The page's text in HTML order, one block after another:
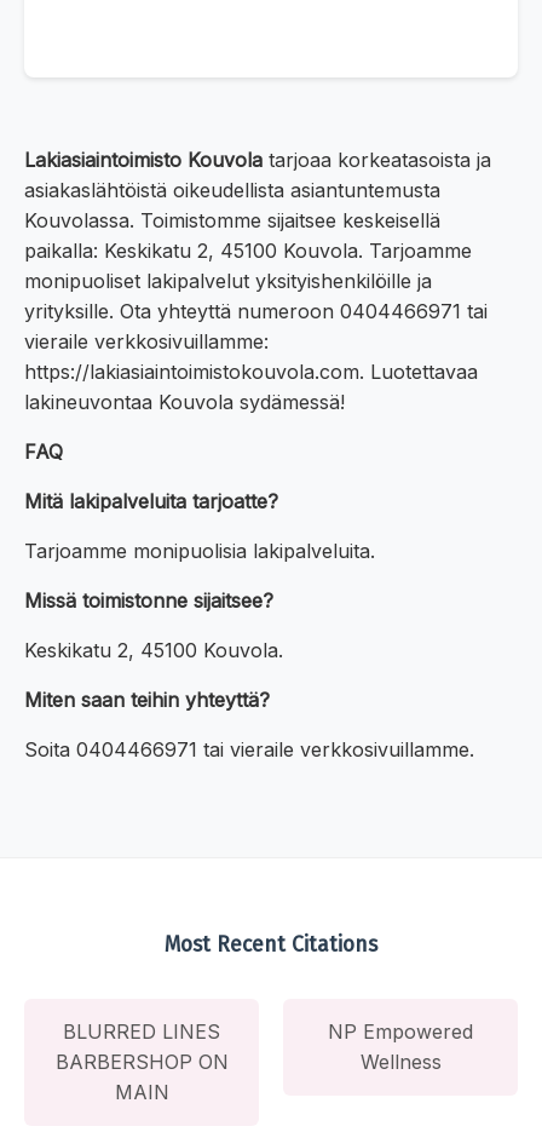
Lakiasiaintoimisto Kouvola tarjoaa korkeatasoista ja
asiakaslähtöistä oikeudellista asiantuntemusta
Kouvolassa. Toimistomme sijaitsee keskeisellä
paikalla: Keskikatu 2, 45100 Kouvola. Tarjoamme
monipuoliset lakipalvelut yksityishenkilöille ja
yrityksille. Ota yhteyttä numeroon 0404466971 tai
vieraile verkkosivuillamme:
https://lakiasiaintoimistokouvola.com. Luotettavaa
lakineuvontaa Kouvola sydämessä!
FAQ
Mitä lakipalveluita tarjoatte?
Tarjoamme monipuolisia lakipalveluita.
Missä toimistonne sijaitsee?
Keskikatu 2, 45100 Kouvola.
Miten saan teihin yhteyttä?
Soita 0404466971 tai vieraile verkkosivuillamme.
Most Recent Citations
BLURRED LINES
BARBERSHOP ON
MAIN
NP Empowered
Wellness